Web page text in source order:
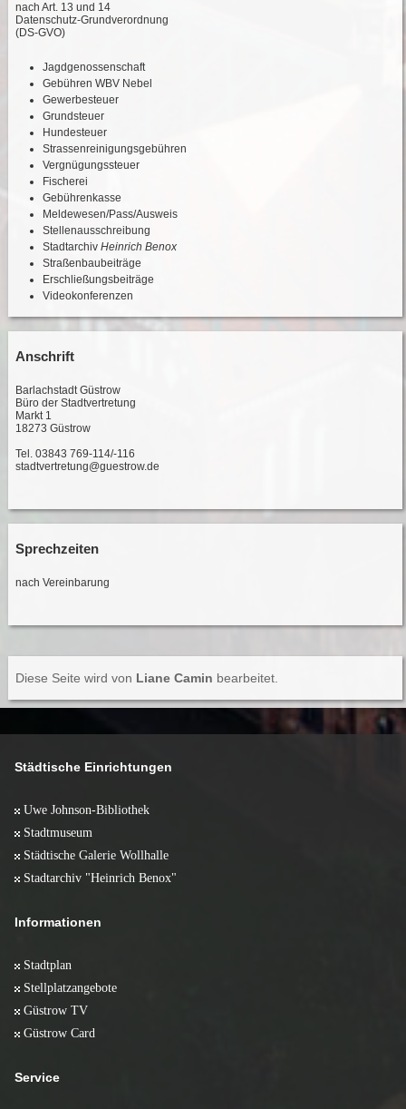
nach Art. 13 und 14
Datenschutz-Grundverordnung
(DS-GVO)
Jagdgenossenschaft
Gebühren WBV Nebel
Gewerbesteuer
Grundsteuer
Hundesteuer
Strassenreinigungsgebühren
Vergnügungssteuer
Fischerei
Gebührenkasse
Meldewesen/Pass/Ausweis
Stellenausschreibung
StadtarchivHeinrich Benox
Straßenbaubeiträge
Erschließungsbeiträge
Videokonferenzen
Anschrift
Barlachstadt Güstrow
Büro der Stadtvertretung
Markt 1
18273 Güstrow
Tel. 03843 769-114/-116
stadtvertretung@guestrow.de
Sprechzeiten
nach Vereinbarung
Diese Seite wird von Liane Camin bearbeitet.
Städtische Einrichtungen
Uwe Johnson-Bibliothek
Stadtmuseum
Städtische Galerie Wollhalle
Stadtarchiv "Heinrich Benox"
Informationen
Stadtplan
Stellplatzangebote
Güstrow TV
Güstrow Card
Service